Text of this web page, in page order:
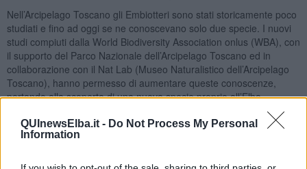
QUInewsElba.it - Do Not Process My Personal
Information
Nell’Arcipelago Toscano gli Embiotteri sono stati storicamente poco
studiati e fino ad oggi se ne conoscevano solo due specie. I nuovi
studi compiuti dalla World Biodiversity Association onlus (WBA), con
il supporto del Parco Nazionale dell’Arcipelago Toscano ed in
collaborazione con il Nat Lab (Museo Naturalistico dell’Arcipelago
Toscano), hanno permesso di aumentare queste conoscenze,
portando alla scoperta di una nuova specie proprio all’Elba.
La specie è stata rinvenuta nel territorio del Comune di Porto
Azzurro ed è quasi certamente autoctona e probabilmente